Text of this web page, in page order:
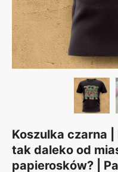
Koszulka czarna
tak daleko od
papierosków? |